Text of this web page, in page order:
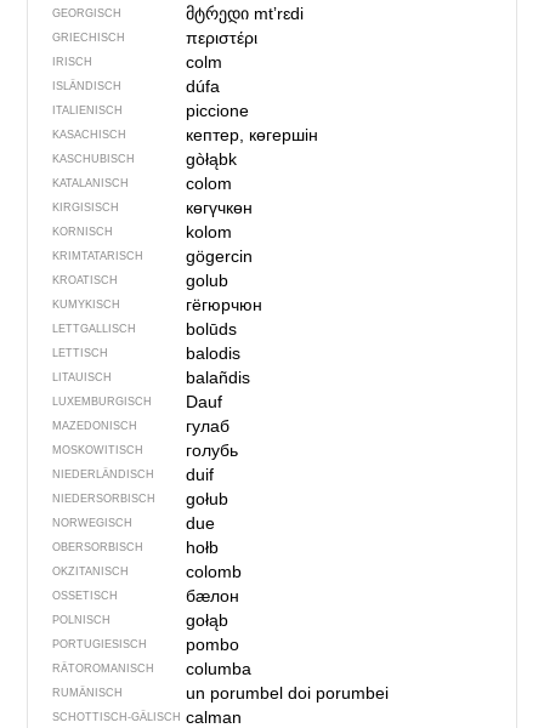
GEORGISCH მტრედი mtʼrɛdi
GRIECHISCH περιστέρι
IRISCH colm
ISLÄNDISCH dúfa
ITALIENISCH piccione
KASACHISCH кептер, көгершін
KASCHUBISCH gòłąbk
KATALANISCH colom
KIRGISISCH көгүчкөн
KORNISCH kolom
KRIMTATARISCH gögercin
KROATISCH golub
KUMYKISCH гёгюрчюн
LETTGALLISCH bolūds
LETTISCH balodis
LITAUISCH balañdis
LUXEMBURGISCH Dauf
MAZEDONISCH гулаб
MOSKOWITISCH голубь
NIEDERLÄNDISCH duif
NIEDERSORBISCH gołub
NORWEGISCH due
OBERSORBISCH hołb
OKZITANISCH colomb
OSSETISCH бӕлон
POLNISCH gołąb
PORTUGIESISCH pombo
RÄTOROMANISCH columba
RUMÄNISCH un porumbeldoi porumbei
SCHOTTISCH-GÄLISCH calman